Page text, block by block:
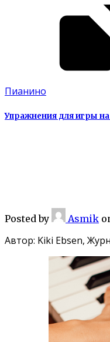
Пианино
Упражнения для игры
Postedby Asmik
Автор: Kiki Ebsen,